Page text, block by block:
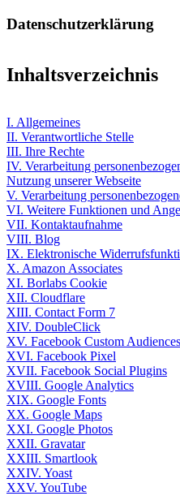
Datenschutzerklärung
Inhaltsverzeichnis
I. Allgemeines
II. Verantwortliche Stelle
III. Ihre Rechte
IV. Verarbeitung
Nutzung unserer Webseite
V. Verarbeitung
VI. Weitere Funktionen und
VII. Kontaktaufnahme
VIII. Blog
IX. Elektronische
X. Amazon Associates
XI. Borlabs Cookie
XII. Cloudflare
XIII. Contact Form 7
XIV. DoubleClick
XV. Facebook Custom Audiences
XVI. Facebook Pixel
XVII. Facebook Social Plugins
XVIII. Google Analytics
XIX. Google Fonts
XX. Google Maps
XXI. Google Photos
XXII. Gravatar
XXIII. Smartlook
XXIV. Yoast
XXV. YouTube